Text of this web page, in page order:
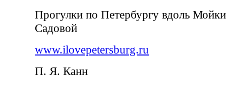
Прогулки по Петербургу вдоль
Садовой
www.ilovepetersburg.ru
П. Я. Канн